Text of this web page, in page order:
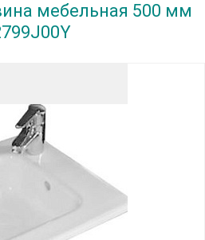
мебельная 500 мм